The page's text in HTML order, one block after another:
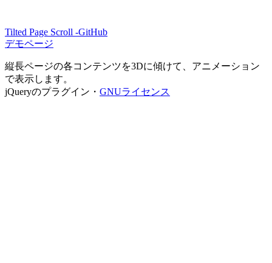
Tilted Page Scroll -GitHub
デモページ
縦長ページの各コンテンツを3Dに傾けて、アニメーション
で表示します。
jQueryのプラグイン・ GNUライセンス